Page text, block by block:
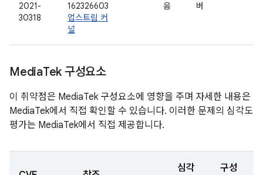
2021-
30318
162326603
업스트림 커
널
음
버
MediaTek 구성요소
이 취약점은 MediaTek 구성요소에 영향을 주며 자세한 내용은
MediaTek에서 직접 확인할 수 있습니다. 이러한 문제의 심각도
평가는 MediaTek에서 직접 제공합니다.
심각
구성